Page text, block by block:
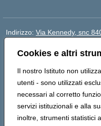
Cookies e altri
Il nostro Istituto non
utenti - sono utilizzati
necessari al corretto
servizi istituzionali e alla
inoltre, strumenti statistici
Indirizzo: Via Kennedy, snc
Posta elettronica certificata
Codice fiscale: 84002700650
Codice meccanografico:
Codice Indice delle Pubbliche